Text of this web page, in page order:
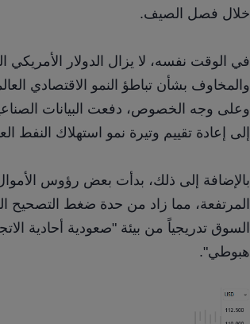
خلال فصل الصيف.
إلى إعادة تقييم وتيرة نمو استهلاك النفط
هبوطي".